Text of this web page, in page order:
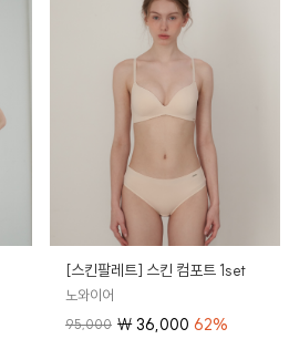
[스킨팔레트] 스킨 컴포트 1set
노와이어
95,000 ₩36,000 62%